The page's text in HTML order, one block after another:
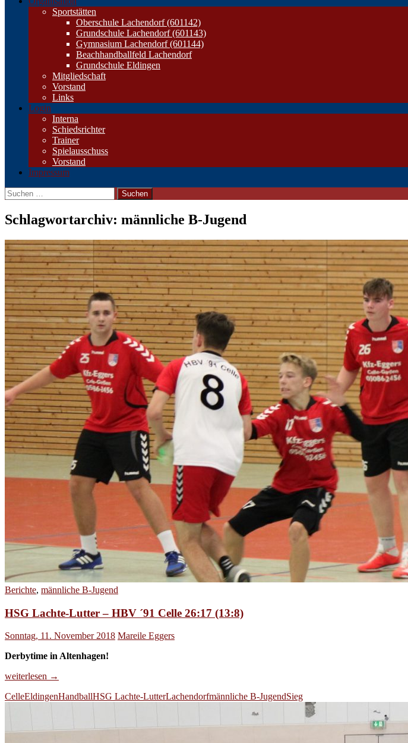
Sportstätten
Oberschule Lachendorf (601142)
Grundschule Lachendorf (601143)
Gymnasium Lachendorf (601144)
Beachhandballfeld Lachendorf
Grundschule Eldingen
Mitgliedschaft
Vorstand
Links
Login
Interna
Schiedsrichter
Trainer
Spielausschuss
Vorstand
Impressum
Suchen
nach:
Schlagwortarchiv: männliche B-Jugend
Berichte, männliche B-Jugend
HSG Lachte-Lutter – HBV ´91 Celle 26:17 (13:8)
Sonntag, 11. November 2018 Mareile Eggers
Derbytime in Altenhagen!
HSG
Lutter
´91
weiterlesen →
CelleEldingenHandballHSG Lachte-LutterLachendorfmännliche B-JugendSieg